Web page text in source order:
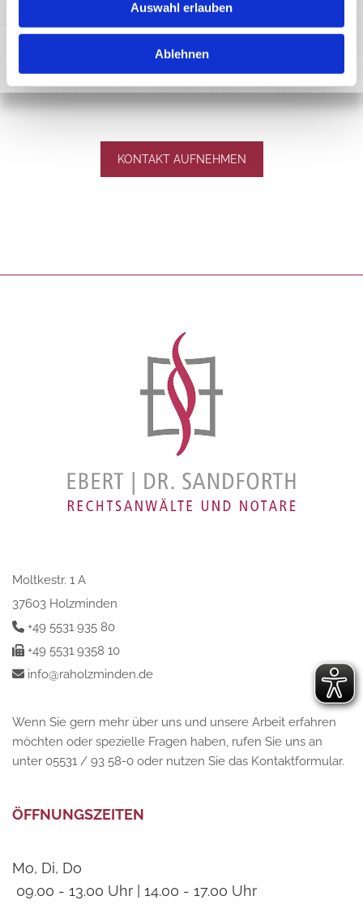
Auswahl erlauben
Ablehnen
KONTAKT AUFNEHMEN
Moltkestr. 1 A
37603 Holzminden
 +49 5531 935 80
 +49 5531 9358 10
 info@raholzminden.de
Wenn Sie gern mehr über uns und unsere Arbeit erfahren
möchten oder spezielle Fragen haben, rufen Sie uns an
unter 05531 / 93 58-0 oder nutzen Sie das Kontaktformular.
ÖFFNUNGSZEITEN
Mo, Di, Do
09.00 - 13.00 Uhr | 14.00 - 17.00 Uhr